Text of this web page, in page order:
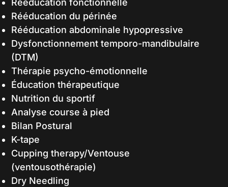
Rééducation fonctionnelle
Rééducation du périnée
Rééducation abdominale hypopressive
Dysfonctionnement temporo-mandibulaire
(DTM)
Thérapie psycho-émotionnelle
Éducation thérapeutique
Nutrition du sportif
Analyse course à pied
Bilan Postural
K-tape
Cupping therapy/Ventouse
(ventousothérapie)
Dry Needling